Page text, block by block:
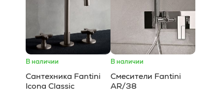
В наличии
Сантехника Fantini
Icona Classic
В наличии
Смесители Fantini
AR/38